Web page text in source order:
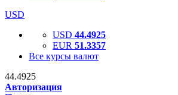
USD
USD 44.4925
EUR 51.3357
Все курсы валют
44.4925
Авторизация